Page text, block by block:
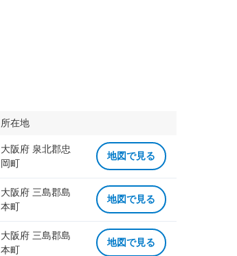
所在地
大阪府 泉北郡忠
岡町
地図で見る
大阪府 三島郡島
本町
地図で見る
大阪府 三島郡島
本町
地図で見る